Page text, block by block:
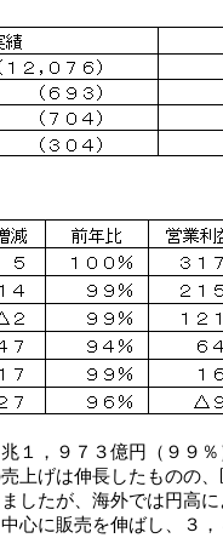
１，９７３億円（９９
上げは伸長したものの
したが、海外では円高
心に販売を伸ばし、３